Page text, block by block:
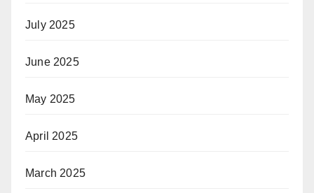
July 2025
June 2025
May 2025
April 2025
March 2025